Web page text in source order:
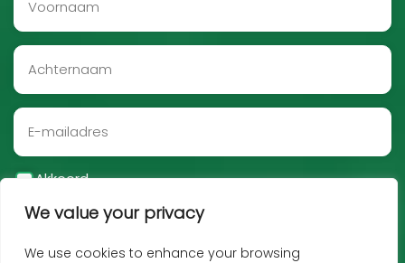
We value your privacy
We use cookies to enhance your browsing
Akkoord